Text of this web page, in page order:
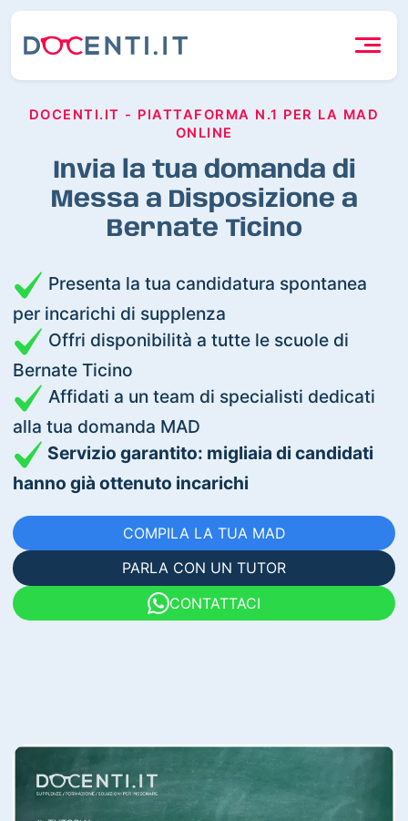
DOCENTI.IT - PIATTAFORMA N.1 PER LA MAD
ONLINE
Invia la tua domanda di
Messa a Disposizione a
Bernate Ticino
Presenta la tua candidatura spontanea
per incarichi di supplenza
Offri disponibilità a tutte le scuole di
Bernate Ticino
Affidati a un team di specialisti dedicati
alla tua domanda MAD
Servizio garantito: migliaia di candidati
hanno già ottenuto incarichi
COMPILA LA TUA MAD
PARLA CON UN TUTOR
CONTATTACI